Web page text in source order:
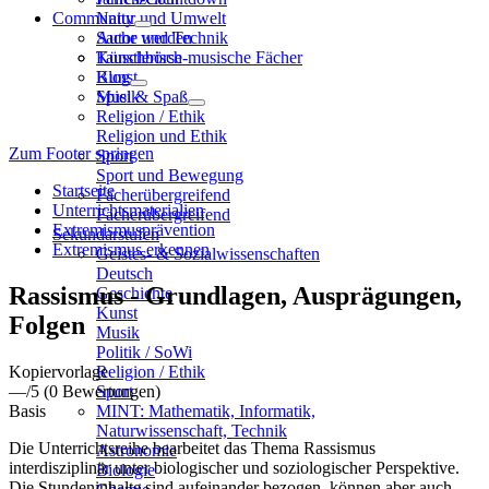
Natur und Umwelt
Sache und Technik
Künstlerisch-musische Fächer
Kunst
Musik
Religion / Ethik
Religion und Ethik
Sport
Sport und Bewegung
Fächerübergreifend
Fächerübergreifend
Sekundarstufen
Geistes- & Sozialwissenschaften
Deutsch
Geschichte
Kunst
Musik
Politik / SoWi
Religion / Ethik
Sport
MINT: Mathematik, Informatik,
Naturwissenschaft, Technik
Astronomie
Biologie
Community
Autor werden
Tauschbörse
Blog
Spiel & Spaß
Zum Footer springen
Startseite
Unterrichtsmaterialien
Extremismusprävention
Extremismus erkennen
Rassismus - Grundlagen, Ausprägungen,
Folgen
Kopiervorlage
—/5 (0 Bewertungen)
Basis
Die Unterrichtsreihe bearbeitet das Thema Rassismus
interdisziplinär unter biologischer und soziologischer Perspektive.